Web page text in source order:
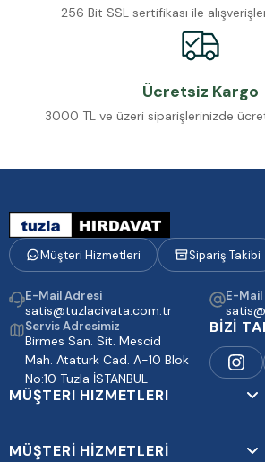
256 Bit SSL sertifikası ile
Ücretsiz Kargo
3000 TL ve üzeri siparişlerinizde
Müşteri Hizmetleri Sipariş Takibi
E-Mail Adresi
satis@tuzlacivata.com.tr
E-
Servis Adresimiz
Birmes San. Sit. Mescid
Mah. Ataturk Cad. A-10 Blok
No:10 Tuzla İSTANBUL
BİZİ
MÜŞTERI HIZMETLERI
MÜŞTERİ HİZMETLERİ